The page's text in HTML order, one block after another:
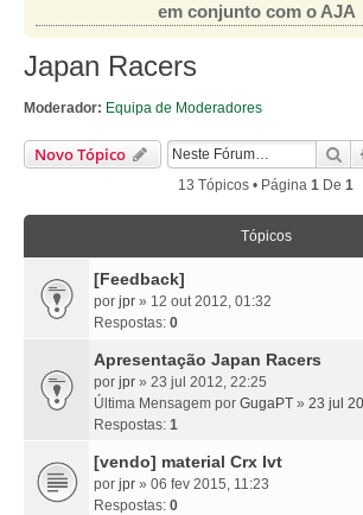
em conjunto com o AJA
Japan Racers
Moderador: Equipa de Moderadores
Novo Tópico
13 Tópicos • Página 1 De 1
Tópicos
[Feedback]
por jpr » 12 out 2012, 01:32
Respostas: 0
Apresentação Japan Racers
por jpr » 23 jul 2012, 22:25
Última Mensagem por GugaPT » 23 jul
Respostas: 1
[vendo] material Crx Ivt
por jpr » 06 fev 2015, 11:23
Respostas: 0